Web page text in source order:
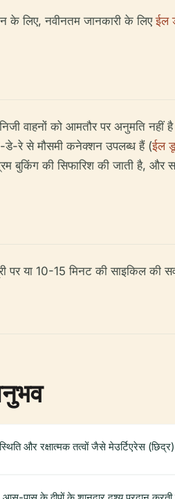
के लिए, नवीनतम जानकारी के लिएईल
वाहनों को आमतौर पर अनुमति नहीं
डे-रे से मौसमी कनेक्शन उपलब्ध हैं (ईल
बुकिंग की सिफारिश की जाती है, और
या 10-15 मिनट की साइकिल की
स्थिति और रक्षात्मक तत्वों जैसे